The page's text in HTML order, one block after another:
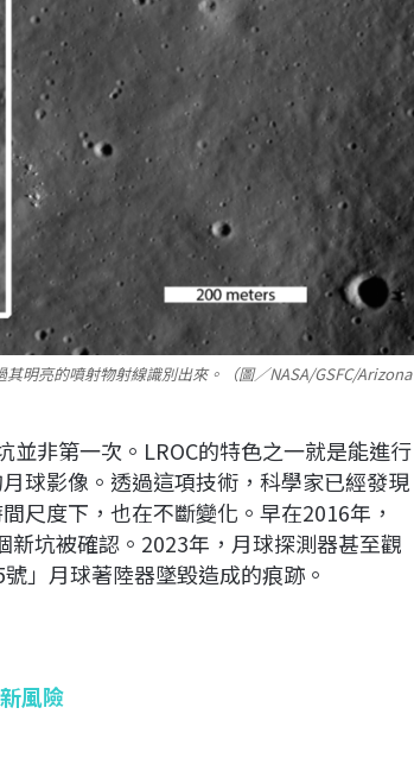
明亮的噴射物射線識別出來。（圖／NASA/GSFC/Arizona
並非第一次。LROC的特色之一就是能進行
球影像。透過這項技術，科學家已經發現
尺度下，也在不斷變化。早在2016年，
新坑被確認。2023年，月球探測器甚至觀
」月球著陸器墜毀造成的痕跡。
風險